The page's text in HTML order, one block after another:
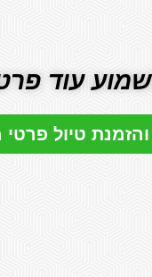
עוד
טיול